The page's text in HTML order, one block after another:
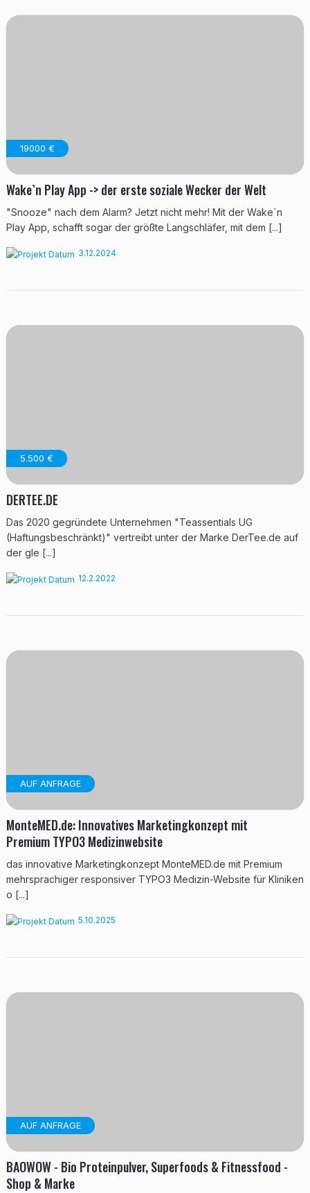
19000 €
Wake`n Play App -> der erste soziale Wecker der Welt
"Snooze" nach dem Alarm? Jetzt nicht mehr! Mit der Wake`n
Play App, schafft sogar der größte Langschläfer, mit dem [...]
3.12.2024
5.500 €
DERTEE.DE
Das 2020 gegründete Unternehmen "Teassentials UG
(Haftungsbeschränkt)" vertreibt unter der Marke DerTee.de auf
der gle [...]
12.2.2022
AUF ANFRAGE
MonteMED.de: Innovatives Marketingkonzept mit
Premium TYPO3 Medizinwebsite
das innovative Marketingkonzept MonteMED.de mit Premium
mehrsprachiger responsiver TYPO3 Medizin-Website für Kliniken
o [...]
5.10.2025
AUF ANFRAGE
BAOWOW - Bio Proteinpulver, Superfoods & Fitnessfood -
Shop & Marke